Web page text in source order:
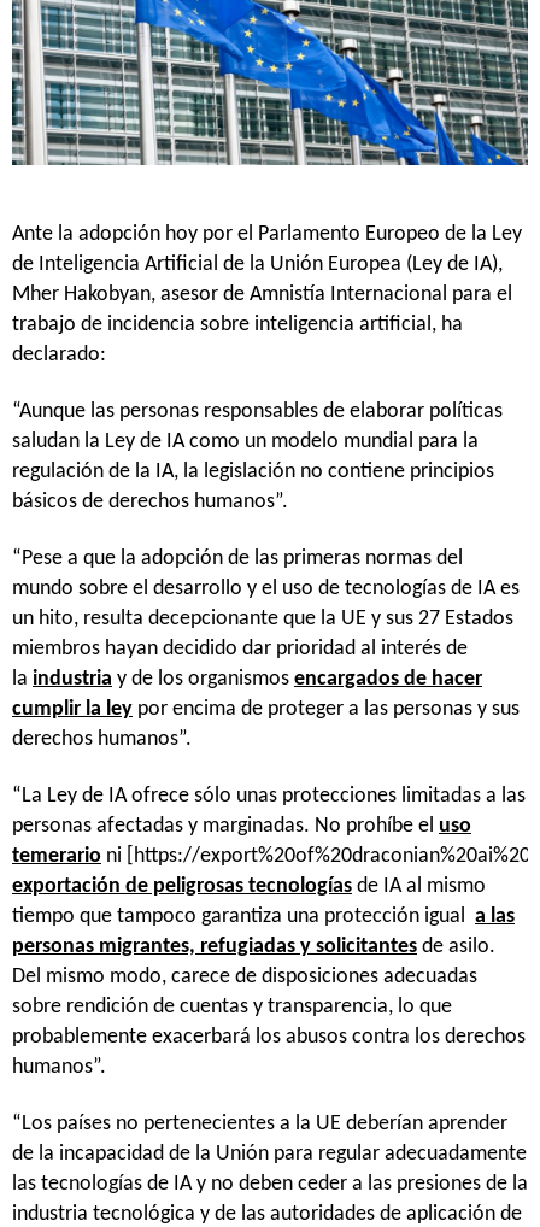
Ante la adopción hoy por el Parlamento Europeo de la Ley
de Inteligencia Artificial de la Unión Europea (Ley de IA),
Mher Hakobyan, asesor de Amnistía Internacional para el
trabajo de incidencia sobre inteligencia artificial, ha
declarado:
“Aunque las personas responsables de elaborar políticas
saludan la Ley de IA como un modelo mundial para la
regulación de la IA, la legislación no contiene principios
básicos de derechos humanos”.
“Pese a que la adopción de las primeras normas del
mundo sobre el desarrollo y el uso de tecnologías de IA es
un hito, resulta decepcionante que la UE y sus 27 Estados
miembros hayan decidido dar prioridad al interés de
la industria y de los organismos encargados de hacer
cumplir la ley por encima de proteger a las personas y sus
derechos humanos”.
“La Ley de IA ofrece sólo unas protecciones limitadas a las
personas afectadas y marginadas. No prohíbe el uso
temerario ni [
https://
exportación de peligrosas tecnologías de IA al mismo
tiempo que tampoco garantiza una protección igual a las
personas migrantes, refugiadas y solicitantes de asilo.
Del mismo modo, carece de disposiciones adecuadas
sobre rendición de cuentas y transparencia, lo que
probablemente exacerbará los abusos contra los derechos
humanos”.
“Los países no pertenecientes a la UE deberían aprender
de la incapacidad de la Unión para regular adecuadamente
las tecnologías de IA y no deben ceder a las presiones de la
industria tecnológica y de las autoridades de aplicación de